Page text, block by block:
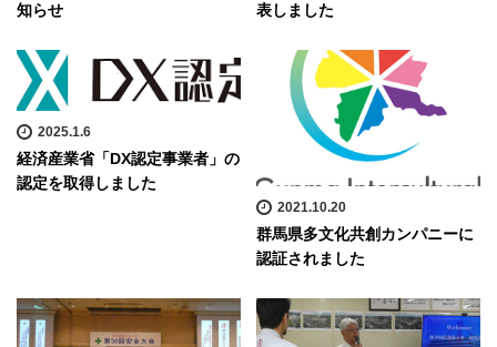
知らせ
表しました
2025.1.6
経済産業省「DX認定事業者」の
認定を取得しました
2021.10.20
群馬県多文化共創カンパニーに
認証されました